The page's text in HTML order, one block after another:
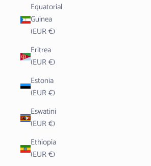
Equatorial
Guinea
(EUR €)
Eritrea
(EUR €)
Estonia
(EUR €)
Eswatini
(EUR €)
Ethiopia
(EUR €)